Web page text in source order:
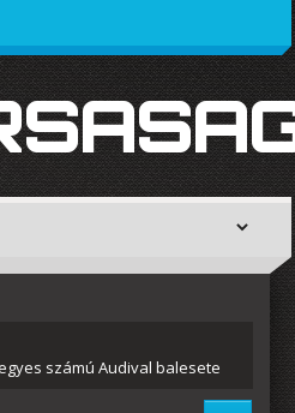
számú Audival balesete